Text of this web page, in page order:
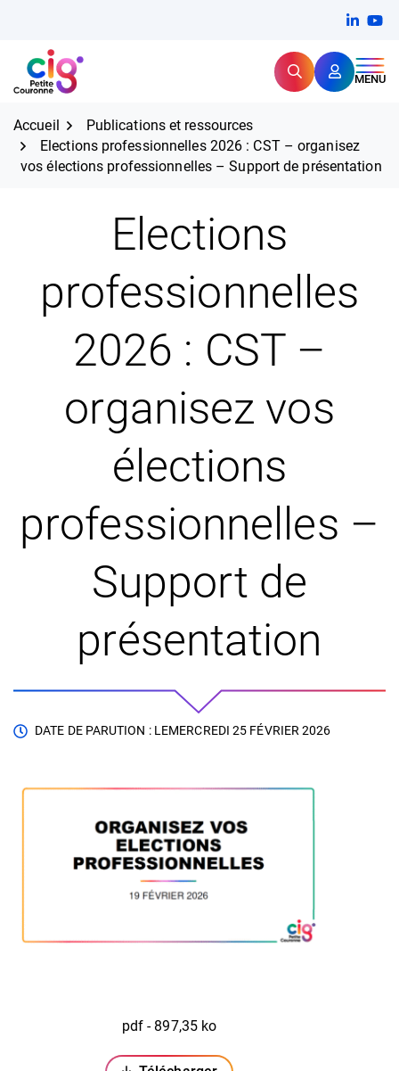
contenu
CIG Petite Couronne RechercherMENU
Expertise et proximité pour
Accueil
Publications et ressources
Elections professionnelles 2026 : CST – organisez
vos élections professionnelles – Support de présentation
Elections
professionnelles
2026 : CST –
organisez vos
élections
professionnelles –
Support de
présentation
DATE DE PARUTION : LEMERCREDI 25 FÉVRIER 2026
pdf - 897,35 ko